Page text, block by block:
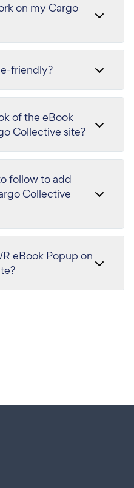
on my Cargo
friendly?
of the eBook
Collective site?
follow to add
Collective
eBook Popup on